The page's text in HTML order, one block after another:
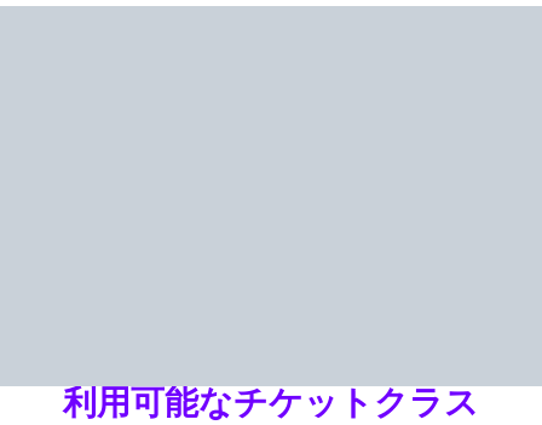
利用可能なチケットクラス